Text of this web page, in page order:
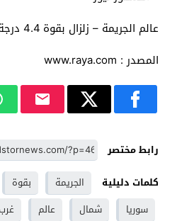
عالم الجريمة – زلزال بقوة 4.4 درجة يضرب شمال غرب سوريا
المصدر : www.raya.com
رابط مختصر
كلمات دليلية
الجريمة بقوة
سوريا
شمال عالم غرب